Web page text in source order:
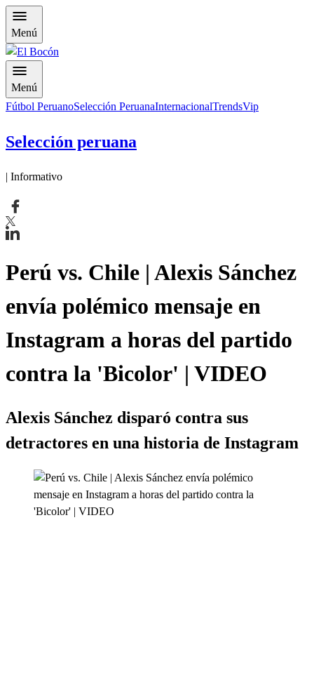
Menú
Menú
Fútbol PeruanoSelección PeruanaInternacionalTrendsVip
Selección peruana
| Informativo
Perú vs. Chile | Alexis Sánchez
envía polémico mensaje en
Instagram a horas del partido
contra la 'Bicolor' | VIDEO
Alexis Sánchez disparó contra sus
detractores en una historia de Instagram